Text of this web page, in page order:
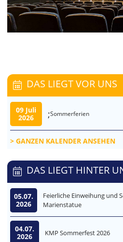
DAS LIEGT VOR UNS
09 Juli
2026
;Sommerferien
GANZEN KALENDER ANSEHEN
DAS LIEGT HINTER
05.07.
2026
Feierliche Einweihung und
Marienstatue
04.07.
2026
KMP Sommerfest 2026